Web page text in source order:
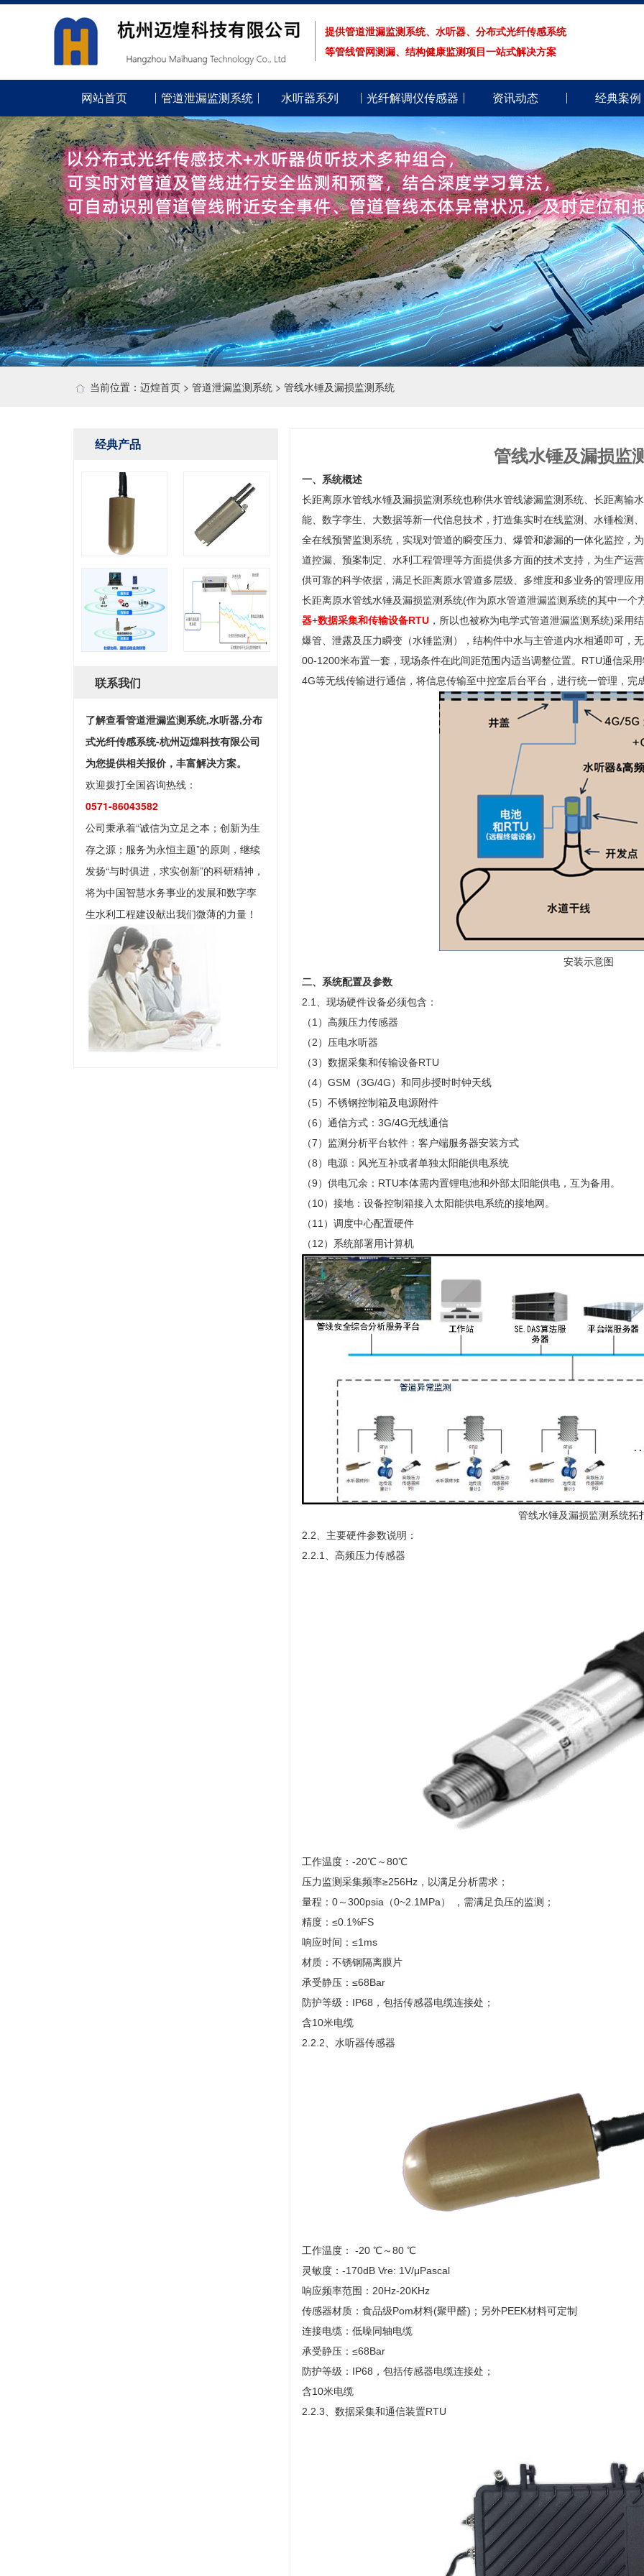
提供管道泄漏监测系统、水听器、分布式光纤传感系统
等管线管网测漏、结构健康监测项目一站式解决方案
网站首页 管道泄漏监测系统 水听器系列 光纤解调仪传感器 资讯动态 经典案例
当前位置： 迈煌首页 > 管道泄漏监测系统 > 管线水锤及漏损监测系统
经典产品
联系我们
了解查看管道泄漏监测系统,水听器,分布
式光纤传感系统-杭州迈煌科技有限公司
为您提供相关报价，丰富解决方案。
欢迎拨打全国咨询热线：
0571-86043582
公司秉承着“诚信为立足之本；创新为生
存之源；服务为永恒主题”的原则，继续
发扬“与时俱进，求实创新”的科研精神，
将为中国智慧水务事业的发展和数字孪
生水利工程建设献出我们微薄的力量！
管线水锤及漏损监
一、系统概述
长距离原水管线水锤及漏损监测系统也称供水管线渗漏监测系统、长距离输
能、数字孪生、大数据等新一代信息技术，打造集实时在线监测、水锤检测
全在线预警监测系统，实现对管道的瞬变压力、爆管和渗漏的一体化监控，
道控漏、预案制定、水利工程管理等方面提供多方面的技术支持，为生产运
供可靠的科学依据，满足长距离原水管道多层级、多维度和多业务的管理应
长距离原水管线水锤及漏损监测系统(作为原水管道泄漏监测系统的其中一
器+数据采集和传输设备RTU ，所以也被称为电学式管道泄漏监测系统)采用
爆管、泄露及压力瞬变（水锤监测），结构件中水与主管道内水相通即可，
00-1200米布置一套，现场条件在此间距范围内适当调整位置。RTU通信采
4G等无线传输进行通信，将信息传输至中控室后台平台，进行统一管理，
安装示意图
二、系统配置及参数
2.1、现场硬件设备必须包含：
（1）高频压力传感器
（2）压电水听器
（3） 数据采集和传输设备RTU
（4） GSM（3G/4G）和同步授时时钟天线
（5） 不锈钢控制箱及电源附件
（6） 通信方式：3G/4G无线通信
（7） 监测分析平台软件：客户端服务器安装方式
（8） 电源：风光互补或者单独太阳能供电系统
（9） 供电冗余：RTU本体需内置锂电池和外部太阳能供电，互为备用。
（10） 接地：设备控制箱接入太阳能供电系统的接地网。
（11） 调度中心配置硬件
（12） 系统部署用计算机
管线水锤及漏损监测系统拓
2.2、主要硬件参数说明：
2.2.1、高频压力传感器
工作温度：-20℃～80℃
压力监测采集频率≥256Hz，以满足分析需求；
量程：0～300psia（0~2.1MPa） ，需满足负压的监测；
精度：≤0.1%FS
响应时间：≤1ms
材质：不锈钢隔离膜片
承受静压： ≤68Bar
防护等级：IP68，包括传感器电缆连接处；
含10米电缆
2.2.2、水听器传感器
工作温度： -20 ℃～80 ℃
灵敏度：-170dB Vre: 1V/μPascal
响应频率范围：20Hz-20KHz
传感器材质：食品级Pom材料(聚甲醛)；另外PEEK材料可定制
连接电缆：低噪同轴电缆
承受静压： ≤68Bar
防护等级：IP68，包括传感器电缆连接处；
含10米电缆
2.2.3、数据采集和通信装置RTU